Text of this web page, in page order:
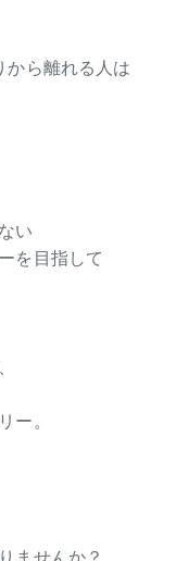
から離れる人は
い
を目指して
ー。